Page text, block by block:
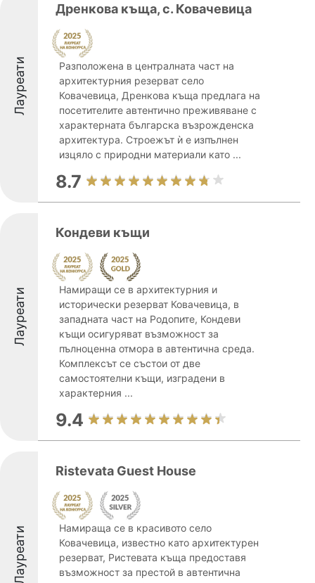
Лауреати
Дренкова къща, с. Ковачевица
Разположена в централната част на
архитектурния резерват село
Ковачевица, Дренкова къща предлага на
посетителите автентично преживяване с
характерната българска възрожденска
архитектура. Строежът ѝ е изпълнен
изцяло с природни материали като ...
8.7
Лауреати
Кондеви къщи
Намиращи се в архитектурния и
исторически резерват Ковачевица, в
западната част на Родопите, Кондеви
къщи осигуряват възможност за
пълноценна отмора в автентична среда.
Комплексът се състои от две
самостоятелни къщи, изградени в
характерния ...
9.4
Лауреати
Ristevata Guest House
Намираща се в красивото село
Ковачевица, известно като архитектурен
резерват, Ристевата къща предоставя
възможност за престой в автентична